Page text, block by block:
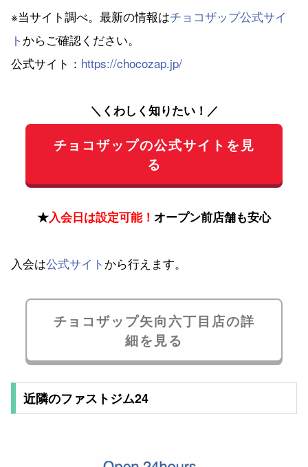
※当サイト調べ。最新の情報はチョコザップ公式サイ
ト からご確認ください。
公式サイト： https://chocozap.jp/
＼くわしく知りたい！／
チョコザップの公式サイトを見
る
★入会日は設定可能！ オープン前店舗も安心
入会は公式サイト から行えます。
チョコザップ矢向六丁目店の詳
細を見る
近隣のファストジム24